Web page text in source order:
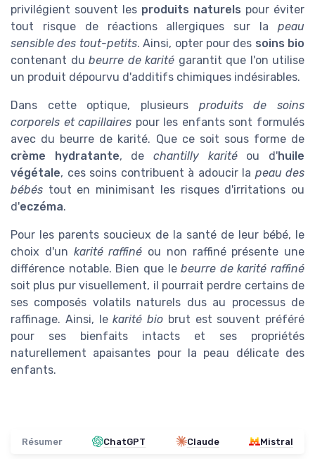
privilégient souvent les produits naturels pour éviter
tout risque de réactions allergiques sur la peau
sensible des tout-petits. Ainsi, opter pour des soins bio
contenant du beurre de karité garantit que l'on utilise
un produit dépourvu d'additifs chimiques indésirables.
Dans cette optique, plusieurs produits de soins
corporels et capillaires pour les enfants sont formulés
avec du beurre de karité. Que ce soit sous forme de
crème hydratante, dechantilly karitéou d'huile
végétale, ces soins contribuent à adoucir la peau des
bébés tout en minimisant les risques d'irritations ou
d'eczéma.
Pour les parents soucieux de la santé de leur bébé, le
choix d'un karité raffiné ou non raffiné présente une
différence notable. Bien que lebeurre de karité raffiné
soit plus pur visuellement, il pourrait perdre certains de
ses composés volatils naturels dus au processus de
raffinage. Ainsi, lekarité bio brut est souvent préféré
pour ses bienfaits intacts et ses propriétés
naturellement apaisantes pour la peau délicate des
enfants.
Résumer ChatGPT Claude Mistral